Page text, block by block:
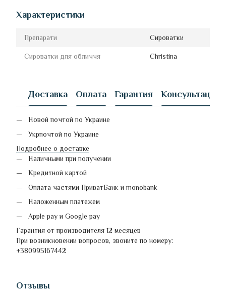
Характеристики
Препарати Сироватки
Сироватки для обличчя Christina
Доставка Оплата Гарантия Консультация
Новой почтой по Украине
Укрпочтой по Украине
Подробнее о доставке
Наличными при получении
Кредитной картой
Оплата частями ПриватБанк и monobank
Наложенным платежем
Apple pay и Google pay
Гарантия от производителя 12 месяцев
При возникновении вопросов, звоните по номеру:
+380995167442
Отзывы